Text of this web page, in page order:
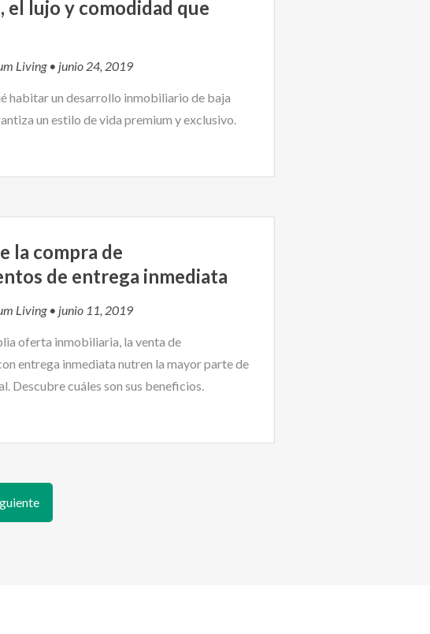
el lujo y comodidad que
Living• junio 24, 2019
habitar un desarrollo inmobiliario de baja
un estilo de vida premium y exclusivo.
la compra de
de entrega inmediata
Living• junio 11, 2019
oferta inmobiliaria, la venta de
entrega inmediata nutren la mayor parte de
Descubre cuáles son sus beneficios.